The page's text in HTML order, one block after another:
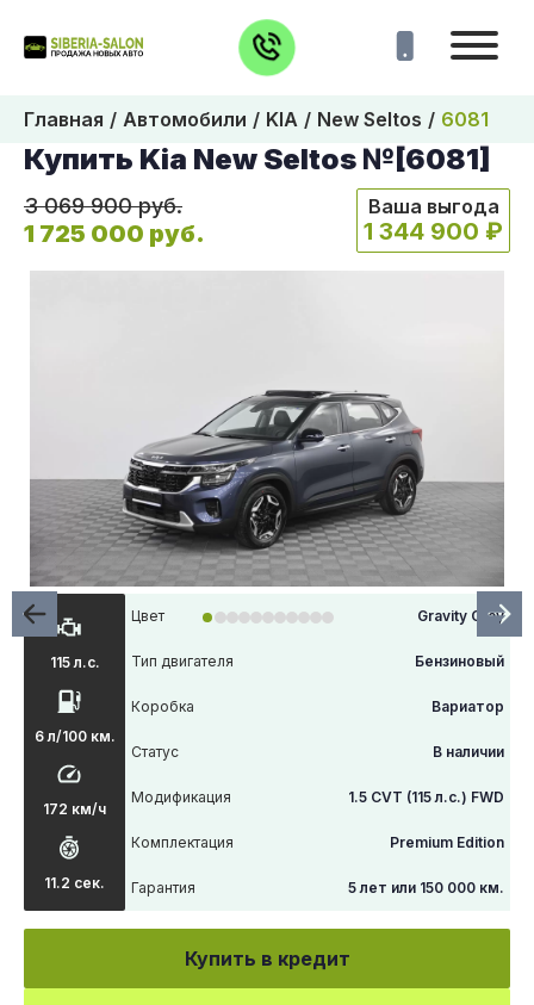
Главная Автомобили KIA New Seltos 6081
Купить Kia New Seltos №[6081]
3 069 900 руб.
1 725 000 руб.
Ваша выгода
1 344 900 ₽
115 л.с.
6 л/100 км.
172 км/ч
11.2 сек.
Цвет Gravity Gray
Тип двигателя Бензиновый
Коробка Вариатор
Статус В наличии
Модификация 1.5 CVT (115 л.с.) FWD
Комплектация Premium Edition
Гарантия 5 лет или 150 000 км.
Купить в кредит